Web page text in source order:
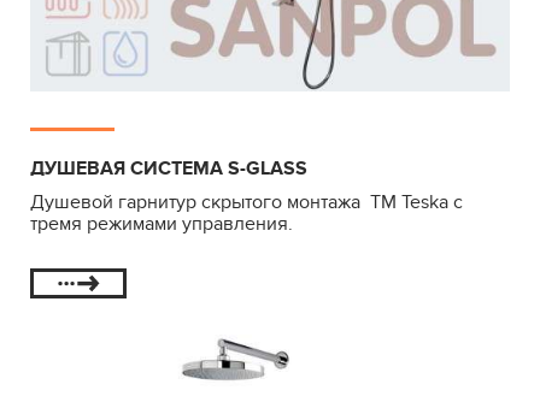
ДУШЕВАЯ СИСТЕМА S-GLASS
Душевой гарнитур скрытого монтажа ТМ Teska с
тремя режимами управления.